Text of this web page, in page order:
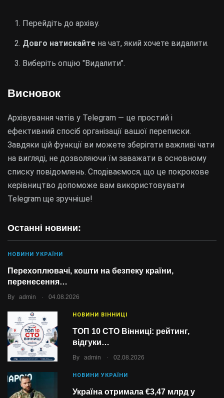
Останні новини:
НОВИНИ УКРАЇНИ
Перехоплювачі, кошти на безпеку країни,
перенесення…
By admin . 04.08.2026
НОВИНИ ВІННИЦІ
ТОП 10 СТО Вінниці: рейтинг,
відгуки…
By admin . 02.08.2026
НОВИНИ УКРАЇНИ
Україна отримала €3,47 млрд у
Перейдіть до архіву.
Довго натискайте на чат, який хочете видалити.
Виберіть опцію "Видалити".
Висновок
Архівування чатів у Telegram — це простий і
ефективний спосіб організації вашої переписки.
Завдяки цій функції ви можете зберігати важливі чати
на вигляді, не дозволяючи їм заважати в основному
списку повідомлень. Сподіваємося, що це покрокове
керівництво допоможе вам використовувати
Telegram ще зручніше!